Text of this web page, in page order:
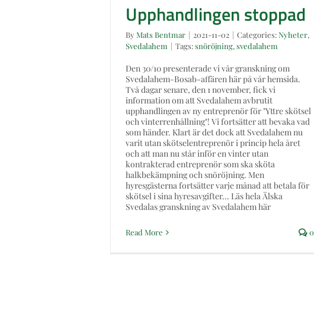
Upphandlingen stoppad
By Mats Bentmar | 2021-11-02 | Categories: Nyheter,
Svedalahem | Tags:snöröjning, svedalahem
Den 30/10 presenterade vi vår granskning om
Svedalahem-Bosab-affären här på vår hemsida.
Två dagar senare, den 1 november, fick vi
information om att Svedalahem avbrutit
upphandlingen av ny entreprenör för "Yttre skötsel
och vinterrenhållning"! Vi fortsätter att bevaka vad
som händer. Klart är det dock att Svedalahem nu
varit utan skötselentreprenör i princip hela året
och att man nu står inför en vinter utan
kontrakterad entreprenör som ska sköta
halkbekämpning och snöröjning. Men
hyresgästerna fortsätter varje månad att betala för
skötsel i sina hyresavgifter... Läs hela Älska
Svedalas granskning av Svedalahem här
Read More 0